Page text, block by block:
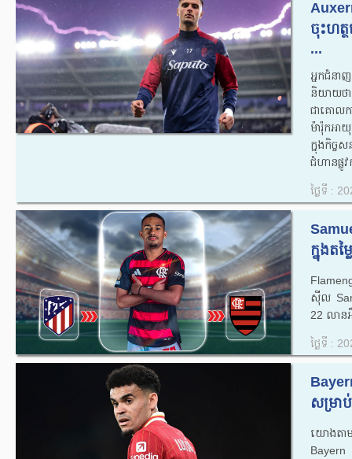
ចុះហត្
...
អ្នកជំនា
និយាយថ
ជាគោលក
ម៉ារ៉ុកអា
ក្នុងកិច្
ជំហានផ្លូ
ថ្ងៃទី :
ក្នុងត
ស៊ីល
22 លាន
ថ្ងៃទី :
សម្រា
យោងតា
Bayern